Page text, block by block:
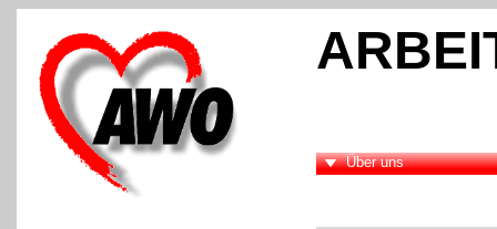
Über uns